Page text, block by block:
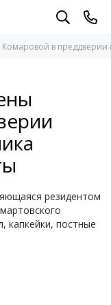
Комаровой в
резидентом
капкейки, постные